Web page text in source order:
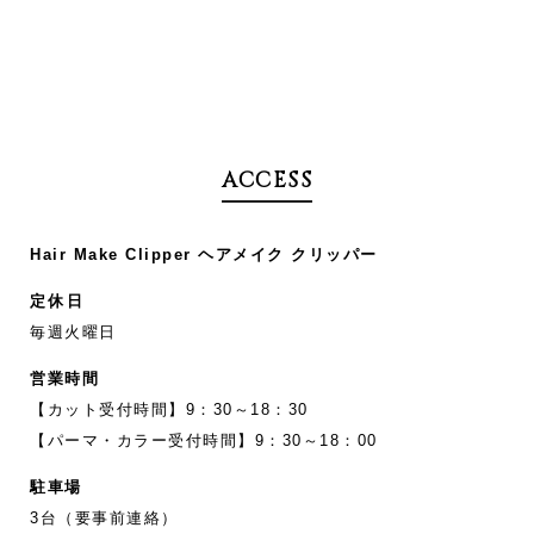
ACCESS
Hair Make Clipper ヘアメイク クリッパー
定休日
毎週火曜日
営業時間
【カット受付時間】9：30～18：30
【パーマ・カラー受付時間】9：30～18：00
駐車場
3台（要事前連絡）